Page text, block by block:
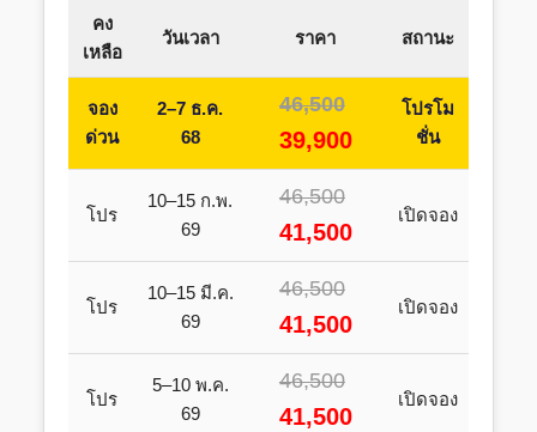
คง
เหลือ
วันเวลา ราคา สถานะ
จอง
ด่วน
2–7 ธ.ค.
68
46,500
39,900
โปรโม
ชั่น
โปร
10–15 ก.พ.
69
46,500
41,500
เปิดจอง
โปร
10–15 มี.ค.
69
46,500
41,500
เปิดจอง
โปร
5–10 พ.ค.
69
46,500
41,500
เปิดจอง